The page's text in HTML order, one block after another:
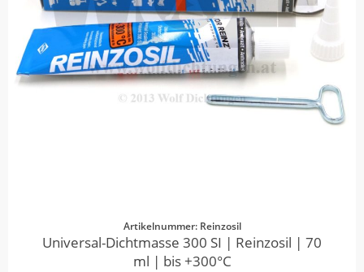
Artikelnummer: Reinzosil
Universal-Dichtmasse 300 SI | Reinzosil | 70
ml | bis +300°C